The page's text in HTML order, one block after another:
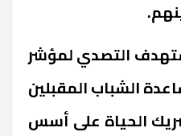
التصدي لمؤشر
الشباب المقبلين
الحياة على أسس